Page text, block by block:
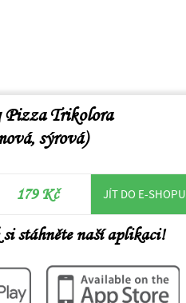
Pizza Trikolora
sýrová)
179 Kč JÍT DO E-SHOPU
si stáhněte naší aplikaci!